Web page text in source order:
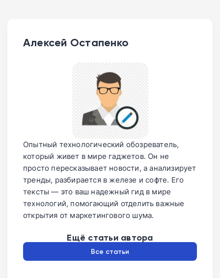
Алексей Остапенко
Опытный технологический обозреватель,
который живет в мире гаджетов. Он не
просто пересказывает новости, а анализирует
тренды, разбирается в железе и софте. Его
тексты — это ваш надежный гид в мире
технологий, помогающий отделить важные
открытия от маркетингового шума.
Ещё статьи автора
Все статьи